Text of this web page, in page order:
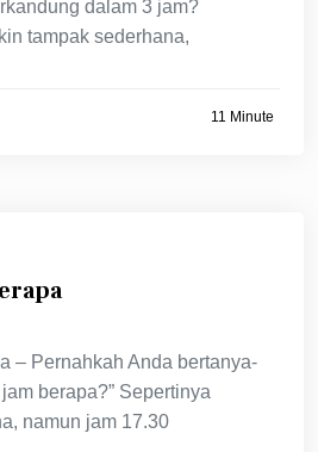
dalam 3 jam?
tampak sederhana,
11 Minute
– Pernahkah Anda bertanya-
berapa?” Sepertinya
namun jam 17.30